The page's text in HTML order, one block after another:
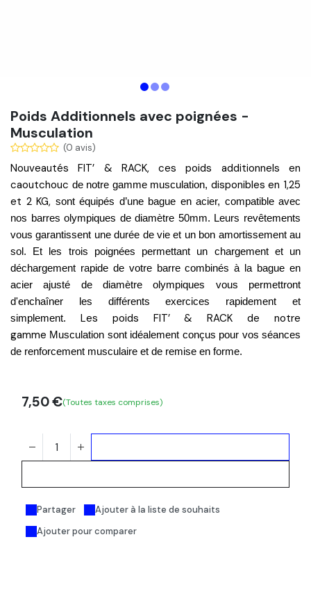
Poids Additionnels avec poignées -
Musculation
(0 avis)
Nouveautés FIT’ & RACK, ces poids additionnels en
caoutchouc de notre gamme musculation, disponibles en 1,25
et 2 KG, sont équipés d’une bague en acier, compatible avec
nos barres olympiques de diamètre 50mm. Leurs revêtements
vous garantissent une durée de vie et un bon amortissement au
sol. Et les trois poignées permettant un chargement et un
déchargement rapide de votre barre combinés à la bague en
acier ajusté de diamètre olympiques vous permettront
d'enchaîner les différents exercices rapidement et
simplement. Les poids FIT’ & RACK de notre
gamme Musculation sont idéalement conçus pour vos séances
de renforcement musculaire et de remise en forme.
Ajouter pour comparer
Partager Ajouter à la liste de souhaits
7,50€(Toutes taxes comprises)